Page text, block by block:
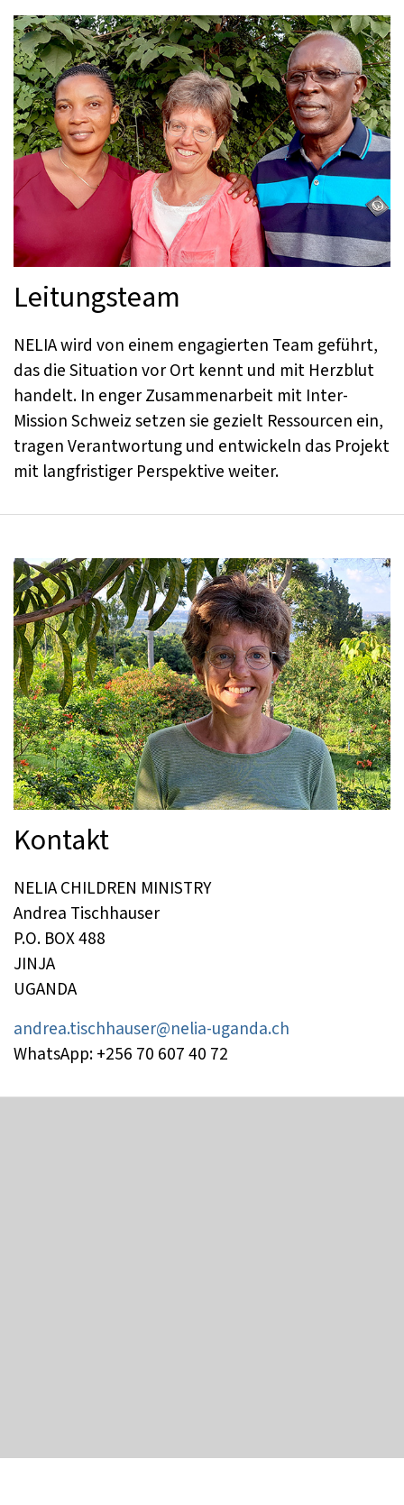
Leitungsteam
NELIA wird von einem engagierten Team geführt,
das die Situation vor Ort kennt und mit Herzblut
handelt. In enger Zusammenarbeit mit Inter-
Mission Schweiz setzen sie gezielt Ressourcen ein,
tragen Verantwortung und entwickeln das Projekt
mit langfristiger Perspektive weiter.
Kontakt
NELIA CHILDREN MINISTRY
Andrea Tischhauser
P.O. BOX 488
JINJA
UGANDA
andrea.tischhauser@nelia-uganda.ch
WhatsApp: +256 70 607 40 72